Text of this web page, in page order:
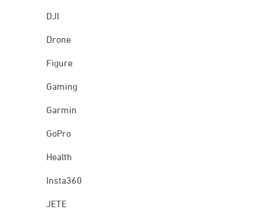
DJI
Drone
Figure
Gaming
Garmin
GoPro
Health
Insta360
JETE